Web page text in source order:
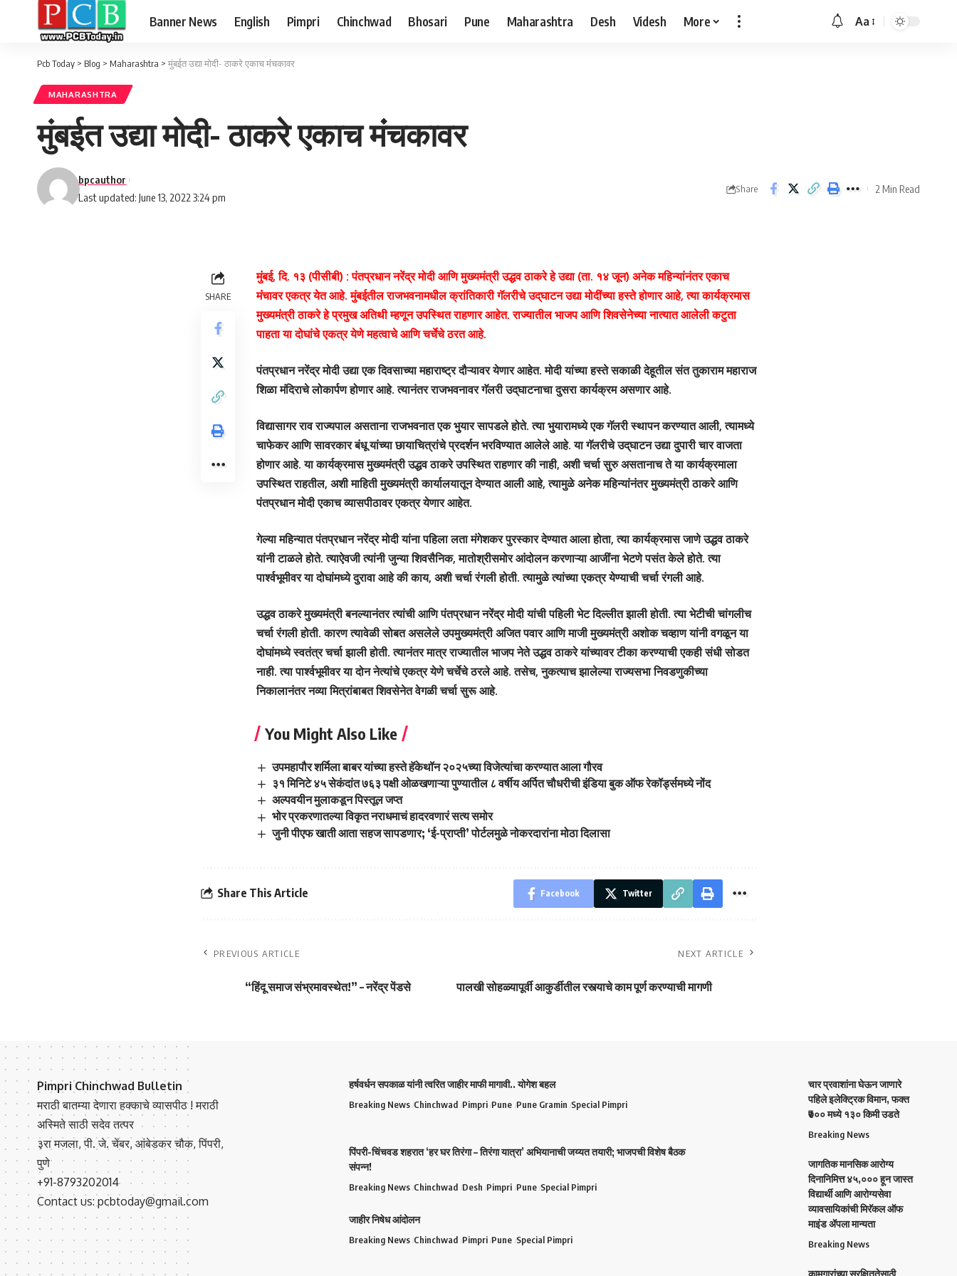
Banner News English Pimpri Chinchwad Bhosari Pune Maharashtra Desh Videsh More
Font
Aa
Pcb Today > Blog > Maharashtra > मुंबईत उद्या मोदी- ठाकरे एकाच मंंचकावर
MAHARASHTRA
मुंबईत उद्या मोदी- ठाकरे एकाच मंंचकावर
Last updated: June 13, 2022 3:24 pm
bpcauthor
Share 2 Min Read
SHARE
मुंबई, दि. १३ (पीसीबी) : पंतप्रधान नरेंद्र मोदी आणि मुख्यमंत्री उद्धव ठाकरे हे उद्या (ता. १४ जून) अनेक महिन्यांनंतर एकाच
मंंचावर एकत्र येत आहे. मुंबईतील राजभवनामधील क्रांतिकारी गॅलरीचे उद्‌घाटन उद्या मोदींच्या हस्ते होणार आहे, त्या कार्यक्रमास
मुख्यमंत्री ठाकरे हे प्रमुख अतिथी म्हणून उपस्थित राहणार आहेत. राज्यातील भाजप आणि शिवसेनेच्या नात्यात आलेली कटुता
पाहता या दोघांचे एकत्र येणे महत्वाचे आणि चर्चेचे ठरत आहे.
पंतप्रधान नरेंद्र मोदी उद्या एक दिवसाच्या महाराष्ट्र दौऱ्यावर येणार आहेत. मोदी यांच्या हस्ते सकाळी देहूतील संत तुकाराम महाराज
शिळा मंदिराचे लोकार्पण होणार आहे. त्यानंतर राजभवनावर गॅलरी उद्‌घाटनाचा दुसरा कार्यक्रम असणार आहे.
विद्यासागर राव राज्यपाल असताना राजभवनात एक भुयार सापडले होते. त्या भुयारामध्ये एक गॅलरी स्थापन करण्यात आली, त्यामध्ये
चाफेकर आणि सावरकार बंधू यांच्या छायाचित्रांचे प्रदर्शन भरविण्यात आलेले आहे. या गॅलरीचे उद्‌घाटन उद्या दुपारी चार वाजता
होणार आहे. या कार्यक्रमास मुख्यमंत्री उद्धव ठाकरे उपस्थित राहणार की नाही, अशी चर्चा सुरु असतानाच ते या कार्यक्रमाला
उपस्थित राहतील, अशी माहिती मुख्यमंत्री कार्यालयातून देण्यात आली आहे, त्यामुळे अनेक महिन्यांनंतर मुख्यमंत्री ठाकरे आणि
पंतप्रधान मोदी एकाच व्यासपीठावर एकत्र येणार आहेत.
गेल्या महिन्यात पंतप्रधान नरेंद्र मोदी यांना पहिला लता मंगेशकर पुरस्कार देण्यात आला होता, त्या कार्यक्रमास जाणे उद्धव ठाकरे
यांनी टाळले होते. त्याऐवजी त्यांनी जुन्या शिवसैनिक, मातोश्रीसमोर आंदोलन करणाऱ्या आजींना भेटणे पसंत केले होते. त्या
पार्श्वभूमीवर या दोघांमध्ये दुरावा आहे की काय, अशी चर्चा रंगली होती. त्यामुळे त्यांच्या एकत्र येण्याची चर्चा रंगली आहे.
उद्धव ठाकरे मुख्यमंत्री बनल्यानंतर त्यांची आणि पंतप्रधान नरेंद्र मोदी यांची पहिली भेट दिल्लीत झाली होती. त्या भेटीची चांगलीच
चर्चा रंगली होती. कारण त्यावेळी सोबत असलेले उपमुख्यमंत्री अजित पवार आणि माजी मुख्यमंत्री अशोक चव्हाण यांनी वगळून या
दोघांमध्ये स्वतंत्र चर्चा झाली होती. त्यानंतर मात्र राज्यातील भाजप नेते उद्धव ठाकरे यांच्यावर टीका करण्याची एकही संधी सोडत
नाही. त्या पार्श्वभूमीवर या दोन नेत्यांचे एकत्र येणे चर्चेचे ठरले आहे. तसेच, नुकत्याच झालेल्या राज्यसभा निवडणुकीच्या
निकालानंतर नव्या मित्रांबाबत शिवसेनेत वेगळी चर्चा सुरू आहे.
You Might Also Like
उपमहापौर शर्मिला बाबर यांच्या हस्ते हॅकेथॉन २०२५च्या विजेत्यांचा करण्यात आला गौरव
३१ मिनिटे ४५ सेकंदांत ७६३ पक्षी ओळखणाऱ्या पुण्यातील ८ वर्षीय अर्पित चौधरीची इंडिया बुक ऑफ रेकॉर्ड्समध्ये नोंद
अल्पवयीन मुलाकडून पिस्तूल जप्त
भोर प्रकरणातल्या विकृत नराधमाचं हादरवणारं सत्य समोर
जुनी पीएफ खाती आता सहज सापडणार; ‘ई-प्राप्ती’ पोर्टलमुळे नोकरदारांना मोठा दिलासा
Share This Article Facebook Twitter
PREVIOUS ARTICLE
“हिंदू समाज संभ्रमावस्थेत!” – नरेंद्र पेंडसे
NEXT ARTICLE
पालखी सोहळ्यापूर्वी आकुर्डीतील रस्त्याचे काम पूर्ण करण्याची मागणी
Pimpri Chinchwad Bulletin
मराठी बातम्या देणारा हक्काचे व्यासपीठ ! मराठी
अस्मिते साठी सदेव तत्पर
३रा मजला, पी. जे. चेंबर, आंबेडकर चौक, पिंपरी,
पुणे
+91-8793202014
Contact us: pcbtoday@gmail.com
हर्षवर्धन सपकाळ यांनी त्वरित जाहीर माफी मागावी.. योगेश बहल
Breaking News Chinchwad Pimpri Pune Pune Gramin Special Pimpri
पिंपरी-चिंचवड शहरात ‘हर घर तिरंगा – तिरंगा यात्रा’ अभियानाची जय्यत तयारी; भाजपची विशेष बैठक
संपन्न!
Breaking News Chinchwad Desh Pimpri Pune Special Pimpri
जाहीर निषेध आंदोलन
Breaking News Chinchwad Pimpri Pune Special Pimpri
चार प्रवाशांना घेऊन जाणारे
पहिले इलेक्ट्रिक विमान, फक्त
₹७०० मध्ये १३० किमी उडते
Breaking News
जागतिक मानसिक आरोग्य
दिनानिमित्त ४५,००० हून जास्त
विद्यार्थी आणि आरोग्यसेवा
व्यावसायिकांची मिरॅकल ऑफ
माइंड ॲपला मान्यता
Breaking News
कामगारांच्या सुरक्षिततेसाठी